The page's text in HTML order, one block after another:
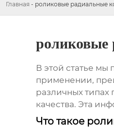
Главная - роликовые радиальные
роликовые
В этой статье
применении,
различных типах
качества. Эта
Что такое